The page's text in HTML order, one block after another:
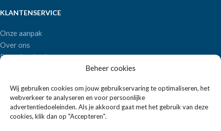
Beheer cookies
Wij gebruiken cookies om jouw gebruikservaring te optimaliseren, het
webverkeer te analyseren en voor persoonlijke
advertentiedoeleinden. Als je akkoord gaat met het gebruik van deze
cookies, klik dan op "Accepteren".
KLANTENSERVICE
Onze aanpak
Over ons
Betaalmethoden
POPULAIRE MERKEN
APS Germany